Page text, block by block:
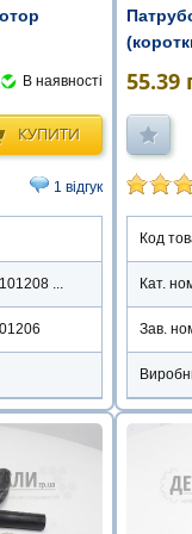
В наявності
КУПИТИ
1 відгук
...
55.39
Код
Кат.
Зав.